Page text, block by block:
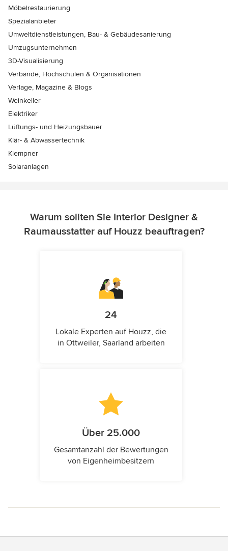
Möbelrestaurierung
Spezialanbieter
Umweltdienstleistungen, Bau- & Gebäudesanierung
Umzugsunternehmen
3D-Visualisierung
Verbände, Hochschulen & Organisationen
Verlage, Magazine & Blogs
Weinkeller
Elektriker
Lüftungs- und Heizungsbauer
Klär- & Abwassertechnik
Klempner
Solaranlagen
Warum sollten Sie Interior Designer &
Raumausstatter auf Houzz beauftragen?
24
Lokale Experten auf Houzz, die
in Ottweiler, Saarland arbeiten
Über 25.000
Gesamtanzahl der Bewertungen
von Eigenheimbesitzern